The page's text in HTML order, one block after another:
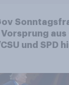
aus
und SPD
WM ohne